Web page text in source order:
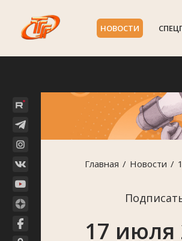
НОВОСТИ
Главная Новости
17 июля